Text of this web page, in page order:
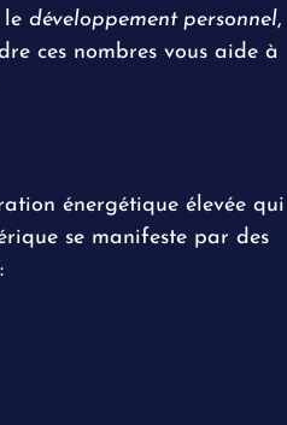
le développement personnel,
ces nombres vous aide à
énergétique élevée qui
se manifeste par des